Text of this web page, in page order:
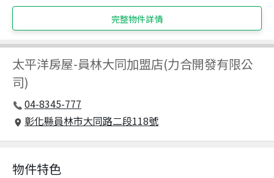
完整物件詳情
太平洋房屋-員林大同加盟店(力合開發有限公
司)
04-8345-777
彰化縣員林市大同路二段118號
物件特色